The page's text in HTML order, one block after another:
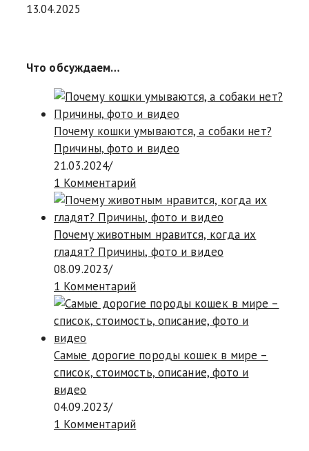
13.04.2025
Что обсуждаем…
Почему кошки умываются, а собаки нет?
Причины, фото и видео
21.03.2024/
1 Комментарий
Почему животным нравится, когда их
гладят? Причины, фото и видео
08.09.2023/
1 Комментарий
Самые дорогие породы кошек в мире –
список, стоимость, описание, фото и
видео
04.09.2023/
1 Комментарий